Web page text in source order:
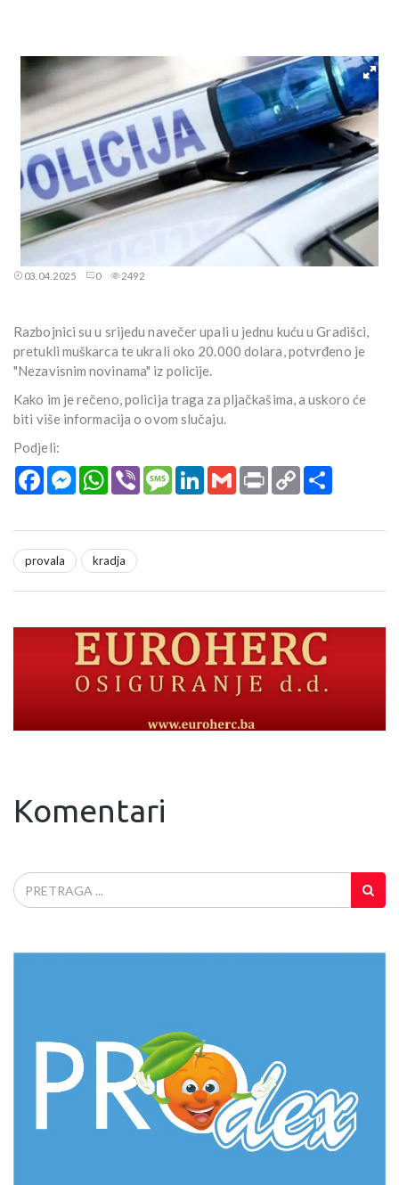
03.04.2025 0 2492
Razbojnici su u srijedu navečer upali u jednu kuću u Gradišci,
pretukli muškarca te ukrali oko 20.000 dolara, potvrđeno je
"Nezavisnim novinama" iz policije.
Kako im je rečeno, policija traga za pljačkašima, a uskoro će
biti više informacija o ovom slučaju.
Podjeli:
FacebookMessengerWhatsApp
Viber MessageLinkedInGmail Print Copy
Link
provala kradja
Komentari